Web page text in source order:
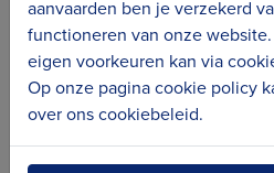
Gezocht:
beeldmateriaal
Heb jij zalige
de billenkar of gocart?
dia’sliggen, of wil je
aanvaarden ben je verzekerd
functioneren van onze
eigen voorkeuren kan via
Op onze pagina cookie policy
over ons cookiebeleid.